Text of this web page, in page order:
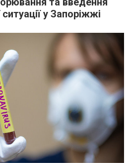
у Запоріжжі